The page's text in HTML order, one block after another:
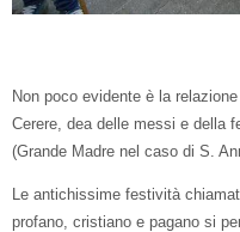
Non poco evidente è la
Cerere, dea delle messi e della
(Grande Madre nel caso di S.
Le antichissime festività
profano, cristiano e pagano si